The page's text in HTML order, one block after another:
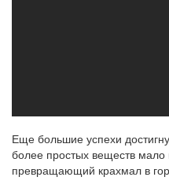
Еще большие успехи
более простых веществ мало
превращающий крахмал в